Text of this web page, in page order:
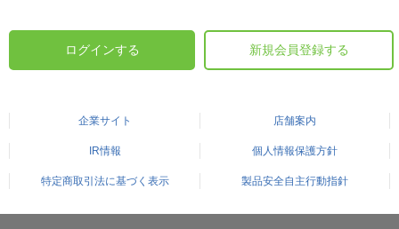
ログインする 新規会員登録する
企業サイト 店舗案内
IR情報 個人情報保護方針
特定商取引法に基づく表示 製品安全自主行動指針